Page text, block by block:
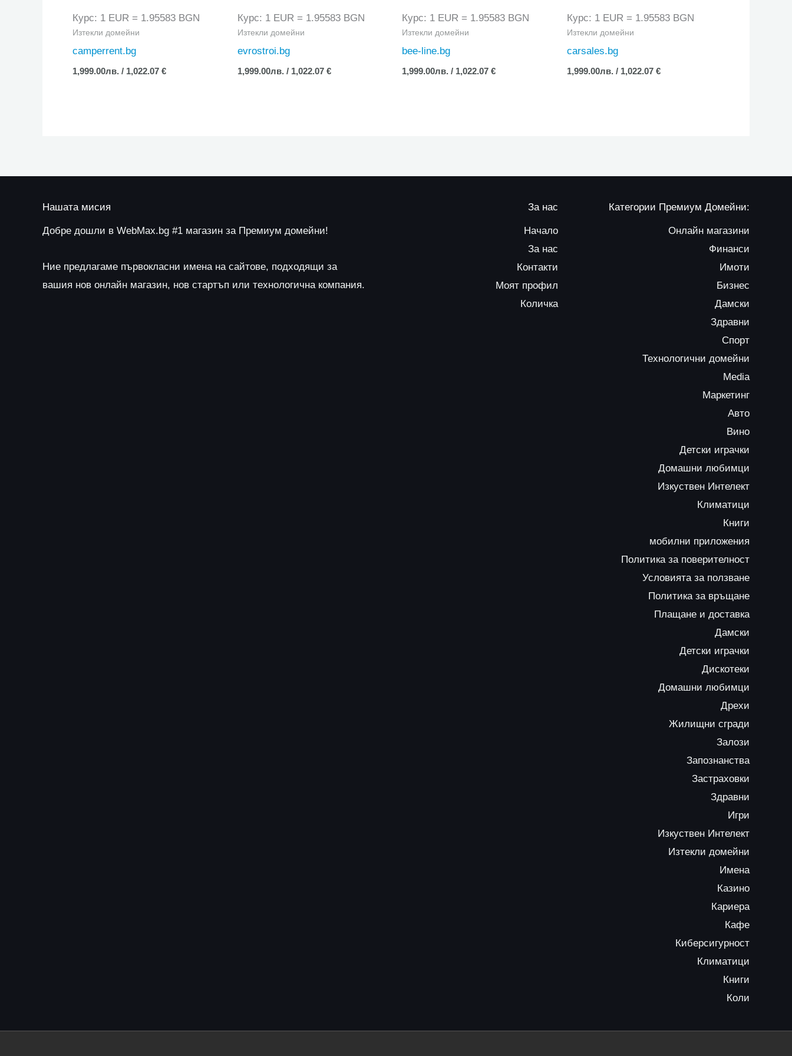
Курс: 1 EUR = 1.95583 BGN
Изтекли домейни
camperrent.bg
1,999.00лв. / 1,022.07 €
Курс: 1 EUR = 1.95583 BGN
Изтекли домейни
evrostroi.bg
1,999.00лв./ 1,022.07 €
Курс: 1 EUR = 1.95583 BGN
Изтекли домейни
bee-line.bg
1,999.00лв. / 1,022.07 €
Курс: 1 EUR = 1.95583 BGN
Изтекли домейни
carsales.bg
1,999.00лв./ 1,022.07 €
Нашата мисия
Добре дошли в WebMax.bg #1 магазин за Премиум домейни!
Ние предлагаме първокласни имена на сайтове, подходящи за
вашия нов онлайн магазин, нов стартъп или технологична компания.
За нас
Начало
За нас
Контакти
Моят профил
Количка
Категории Премиум Домейни:
Онлайн магазини
Финанси
Имоти
Бизнес
Дамски
Здравни
Спорт
Технологични домейни
Media
Маркетинг
Авто
Вино
Детски играчки
Домашни любимци
Изкуствен Интелект
Климатици
Книги
мобилни приложения
Политика за поверителност
Условията за ползване
Политика за връщане
Плащане и доставка
Дамски
Детски играчки
Дискотеки
Домашни любимци
Дрехи
Жилищни сгради
Залози
Запознанства
Застраховки
Здравни
Игри
Изкуствен Интелект
Изтекли домейни
Имена
Казино
Кариера
Кафе
Киберсигурност
Климатици
Книги
Коли